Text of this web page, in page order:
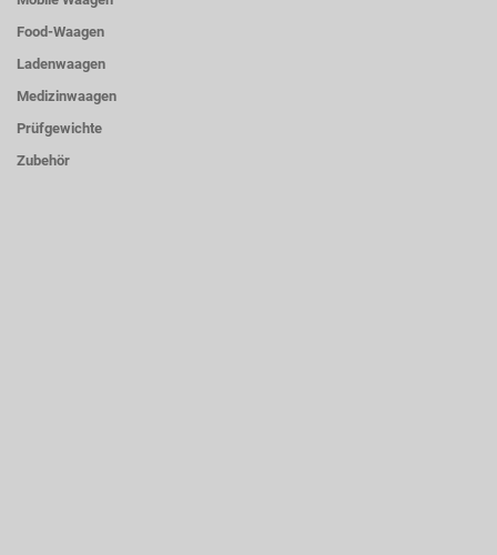
Food-Waagen
Ladenwaagen
Medizinwaagen
Prüfgewichte
Zubehör